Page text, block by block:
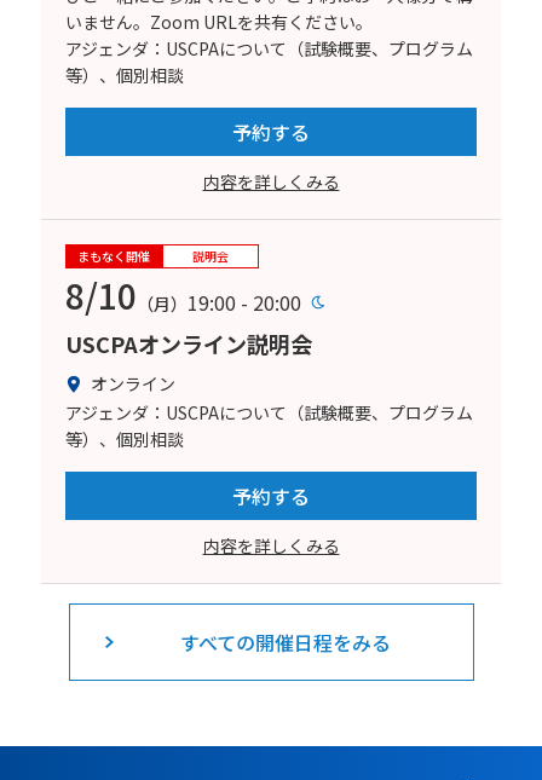
いません。Zoom URLを共有ください。
アジェンダ：USCPAについて（試験概要、プログラム
等）、個別相談
予約する
内容を詳しくみる
まもなく開催 説明会
8/10 （月） 19:00 - 20:00
USCPAオンライン説明会
オンライン
アジェンダ：USCPAについて（試験概要、プログラム
等）、個別相談
予約する
内容を詳しくみる
すべての開催日程をみる